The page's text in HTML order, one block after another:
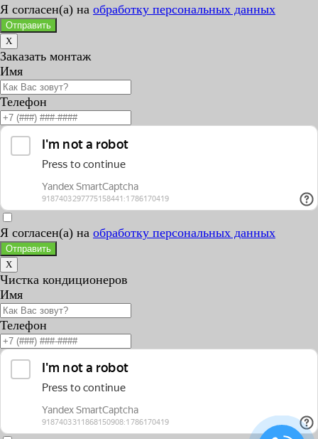
Я согласен(а) на обработку персональных данных
Отправить
X
Заказать монтаж
Имя
Телефон
Я согласен(а) на обработку персональных данных
Отправить
X
Чистка кондиционеров
Имя
Телефон